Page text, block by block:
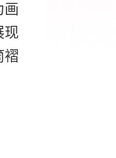
画
现
褶